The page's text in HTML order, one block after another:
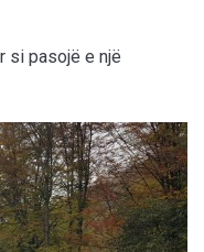
si pasojë e një